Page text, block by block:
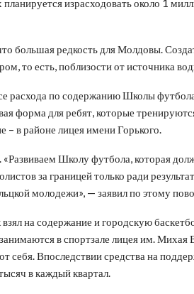
израсходовать около 1
большая редкость для Молдовы.
то есть, поблизости от источника
расхода по содержанию Школы
форма для ребят, которые
– в районе лицея имени Горького.
Школу футбола, которая
за границей только ради
молодежи», — заявил по этому
на содержание и городскую
в спортзале лицея им. Михая
себя. Впоследствии средства на
в каждый квартал.